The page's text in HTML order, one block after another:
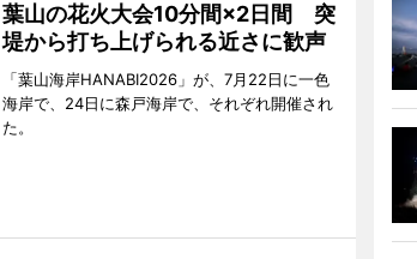
葉山の花火大会10分間×2日間 突
堤から打ち上げられる近さに歓声
「葉山海岸HANABI2026」が、7月22日に一色
海岸で、24日に森戸海岸で、それぞれ開催され
た。